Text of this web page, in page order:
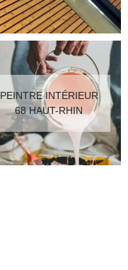
PEINTRE INTÉRIEUR
68 HAUT-RHIN